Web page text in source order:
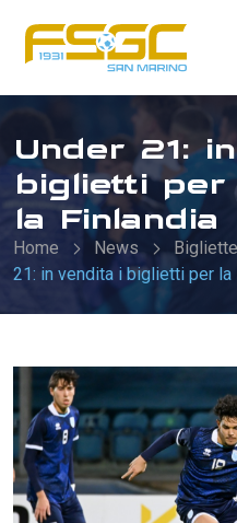
Under 21:
biglietti per
la Finlandia
Home News
21: in vendita i biglietti per la